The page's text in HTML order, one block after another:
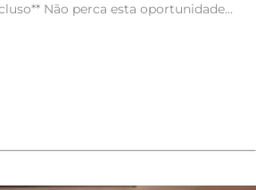
Não perca esta oportunidade